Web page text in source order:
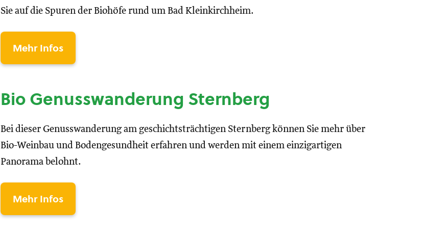
Sie auf die Spuren der Biohöfe rund um Bad Kleinkirchheim.
Mehr Infos
Bio Genusswanderung Sternberg
Bei dieser Genusswanderung am geschichtsträchtigen Sternberg können Sie mehr über
Bio-Weinbau und Bodengesundheit erfahren und werden mit einem einzigartigen
Panorama belohnt.
Mehr Infos